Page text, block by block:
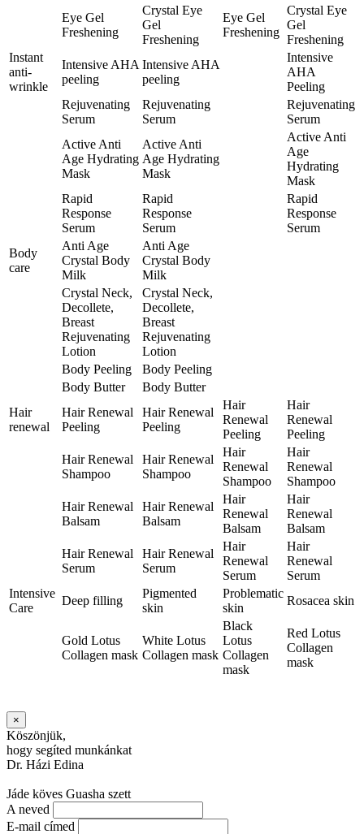
Eye Gel
Freshening
Crystal Eye
Gel
Freshening
Eye Gel
Freshening
Crystal Eye
Gel
Freshening
Instant
anti-
wrinkle
Intensive AHA
peeling
Intensive AHA
peeling
Intensive
AHA
Peeling
Rejuvenating
Serum
Rejuvenating
Serum
Rejuvenating
Serum
Active Anti
Age Hydrating
Mask
Active Anti
Age Hydrating
Mask
Active Anti
Age
Hydrating
Mask
Rapid
Response
Serum
Rapid
Response
Serum
Rapid
Response
Serum
Body
care
Anti Age
Crystal Body
Milk
Anti Age
Crystal Body
Milk
Crystal Neck,
Decollete,
Breast
Rejuvenating
Lotion
Crystal Neck,
Decollete,
Breast
Rejuvenating
Lotion
Body Peeling
Body Peeling
Body Butter
Body Butter
Hair
renewal
Hair Renewal
Peeling
Hair Renewal
Peeling
Hair
Renewal
Peeling
Hair
Renewal
Peeling
Hair Renewal
Shampoo
Hair Renewal
Shampoo
Hair
Renewal
Shampoo
Hair
Renewal
Shampoo
Hair Renewal
Balsam
Hair Renewal
Balsam
Hair
Renewal
Balsam
Hair
Renewal
Balsam
Hair Renewal
Serum
Hair Renewal
Serum
Hair
Renewal
Serum
Hair
Renewal
Serum
Intensive
Care
Deep filling
Pigmented
skin
Problematic
skin
Rosacea skin
Gold Lotus
Collagen mask
White Lotus
Collagen mask
Black
Lotus
Collagen
mask
Red Lotus
Collagen
mask
×
Köszönjük,
hogy segíted munkánkat
Dr. Házi Edina
Jáde köves Guasha szett
A neved
E-mail címed